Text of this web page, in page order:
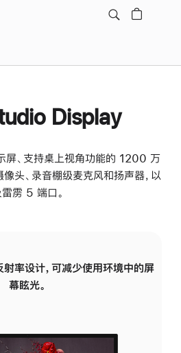
Display
、支持桌上视角功能的 1200 万
、录音棚级麦克风和扬声器，以
雷雳 5 端口。
率设计，可减少使用环境中的屏
幕眩光。